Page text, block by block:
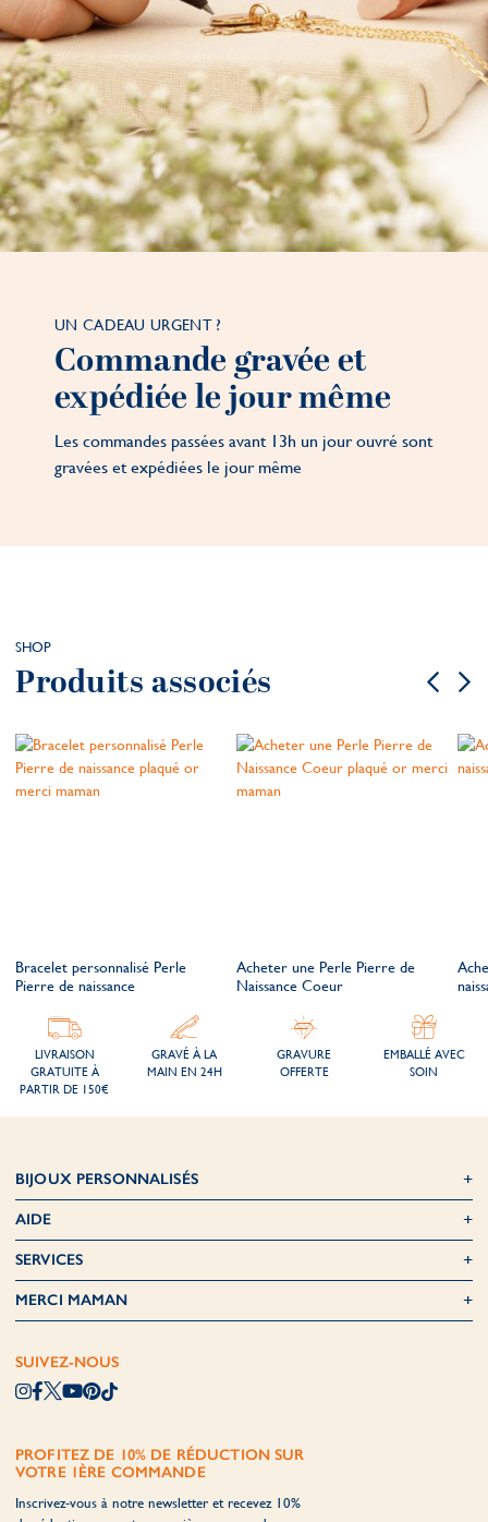
UN CADEAU URGENT ?
Commande gravée et
expédiée le jour même
Les commandes passées avant 13h un jour ouvré sont
gravées et expédiées le jour même
SHOP
Produits associés
Bracelet personnalisé Perle
Pierre de naissance
Acheter une Perle Pierre de
Naissance Coeur
LIVRAISON
GRATUITE À
PARTIR DE 150€
GRAVÉ À LA
MAIN EN 24H
GRAVURE
OFFERTE
EMBALLÉ AVEC
SOIN
BIJOUX PERSONNALISÉS
AIDE
SERVICES
MERCI MAMAN
SUIVEZ-NOUS
PROFITEZ DE 10% DE RÉDUCTION SUR
VOTRE 1ÈRE COMMANDE
Inscrivez-vous à notre newsletter et recevez 10%